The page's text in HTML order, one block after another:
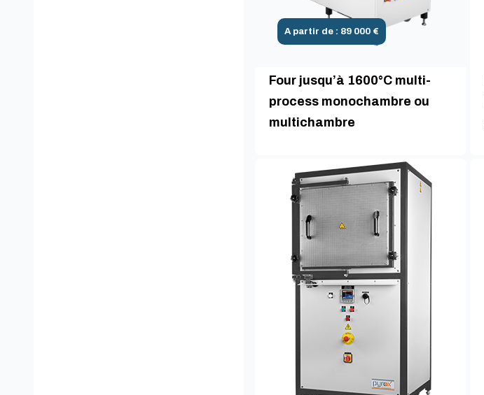
A partir de : 89 000 €
Four jusqu’à 1600°C multi-
process monochambre ou
multichambre